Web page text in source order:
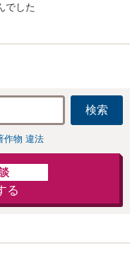
でした
検索
作物 違法
る